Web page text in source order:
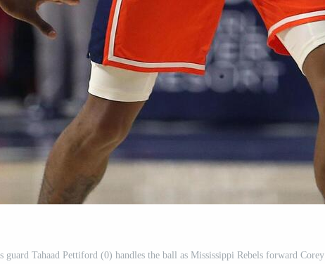
Tahaad Pettiford (0) handles the ball as Mississippi Rebels forward Corey